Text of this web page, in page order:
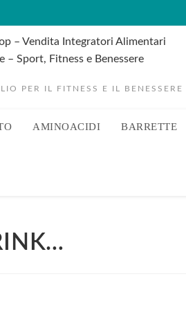
PER IL FITNESS E IL BENESSERE
AMINOACIDI BARRETTE